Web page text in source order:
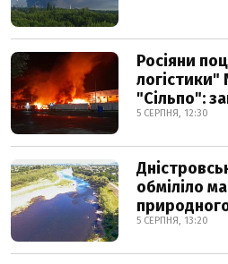
Росіяни
логістики"
"Сільпо":
5 СЕРПНЯ, 12:30
обміліло
5 СЕРПНЯ, 13:20